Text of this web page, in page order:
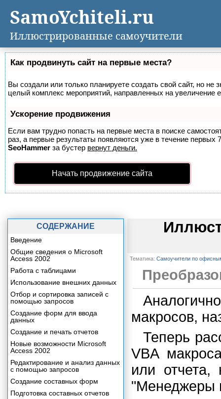
Как продвинуть сайт на первые места?
Вы создали или только планируете создать свой сайт, но не
целый комплекс мероприятий, направленных на увеличение
Ускорение продвижения
Если вам трудно попасть на первые места в поиске
раз, а первые результаты появляются уже в течение первых
SeoHammer за бустер вернут деньги.
Начать продвижение сайта
Тематика: Самоучители по
макросов,
Теперь
VBA
или отчета,
"Менеджеры
СОДЕРЖАНИЕ
Введение
Общие сведения о Microsoft
Access 2002
Работа с таблицами
Использование внешних данных
Отбор и сортировка записей с
помощью запросов
Создание форм для ввода
данных
Создание и печать отчетов
Новые возможности Microsoft
Access 2002
Редактирование и анализ данных
с помощью запросов
Создание составных форм
Подготовка составных отчетов
SamoYchiteli.ru
Иллюстрированные самоучители